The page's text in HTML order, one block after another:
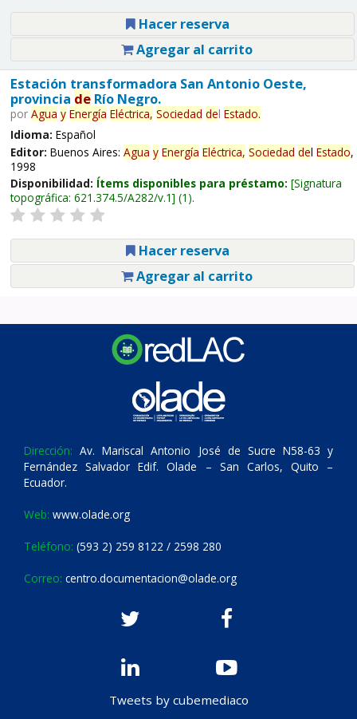
Hacer reserva
Agregar al carrito
Estación transformadora San Antonio Oeste,
provincia deRío Negro.
por Agua y Energía Eléctrica, Sociedad del Estado.
Idioma: Español
Editor: Buenos Aires: Agua y Energía Eléctrica, Sociedad del Estado,
1998
Disponibilidad: Ítems disponibles para préstamo: Signatura
topográfica: 621.374.5/A282/v.1 (1).
Hacer reserva
Agregar al carrito
Dirección: Av. Mariscal Antonio José de Sucre N58-63 y
Fernández Salvador Edif. Olade – San Carlos, Quito –
Ecuador.
Web: www.olade.org
Teléfono: (593 2) 259 8122 / 2598 280
Correo: centro.documentacion@olade.org
Tweets by cubemediaco